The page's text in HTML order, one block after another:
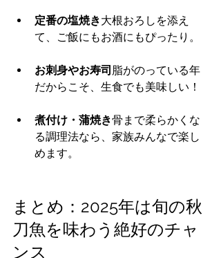
定番の塩焼き大根おろしを添え
て、ご飯にもお酒にもぴったり。
お刺身やお寿司 脂がのっている年
だからこそ、生食でも美味しい！
煮付け・蒲焼き骨まで柔らかくな
る調理法なら、家族みんなで楽し
めます。
まとめ：2025年は旬の秋
刀魚を味わう絶好のチャ
ンス